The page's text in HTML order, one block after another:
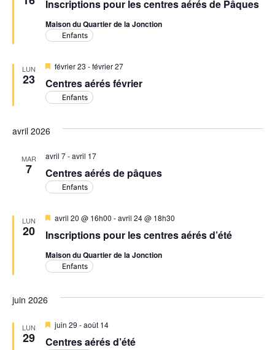
Inscriptions pour les centres aérés de Pâques
avant
Maison du Quartier de la Jonction
Enfants
LUN
23 Centres aérés février
Mis
avant
février 23 -février 27
Enfants
avril 2026
MAR
7 Centres aérés de pâques
avril 7-avril 17
Enfants
LUN
20 Inscriptions pour les centres aérés d’été
Mis
avant
avril 20 @ 16h00 -avril 24 @ 18h30
Maison du Quartier de la Jonction
Enfants
juin 2026
LUN
29 Centres aérés d’été
Mis
avant
juin 29 -août 14